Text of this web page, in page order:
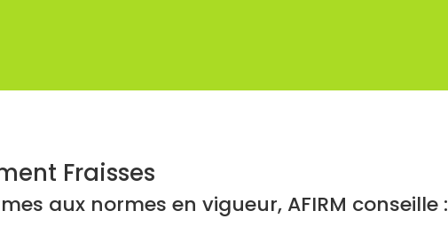
Fraisses
aux normes en vigueur, AFIRM conseille :